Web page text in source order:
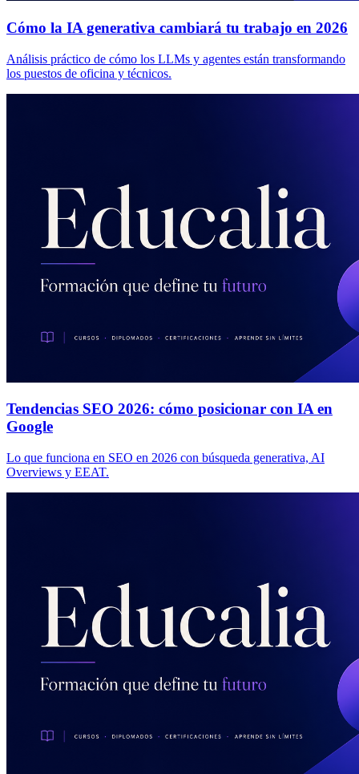
Cómo la IA generativa cambiará tu trabajo en 2026
Análisis práctico de cómo los LLMs y agentes están transformando
los puestos de oficina y técnicos.
Tendencias SEO 2026: cómo posicionar con IA en
Google
Lo que funciona en SEO en 2026 con búsqueda generativa, AI
Overviews y EEAT.